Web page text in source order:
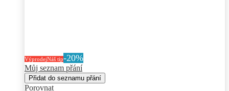
VýprodejNáš tip-20%
Můj seznam přání
Přidat do seznamu přání
Porovnat